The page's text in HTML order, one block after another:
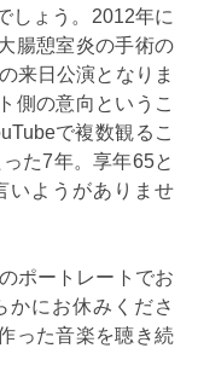
しょう。2012年に
腸憩室炎の手術の
来日公演となりま
側の意向というこ
で複数観るこ
た7年。享年65と
いようがありませ
ポートレートでお
かにお休みくださ
った音楽を聴き続